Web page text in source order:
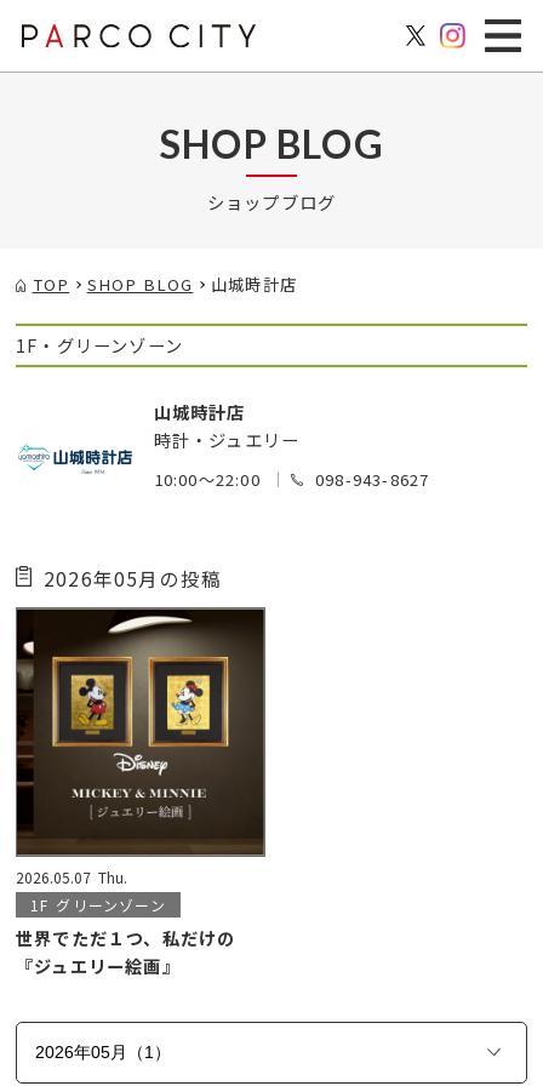
SHOP BLOG
ショップブログ
TOP SHOP BLOG 山城時計店
1F・グリーンゾーン
山城時計店
時計・ジュエリー
10:00～22:00 098-943-8627
2026年05月の投稿
2026.05.07 Thu.
1F グリーンゾーン
世界でただ１つ、私だけの
『ジュエリー絵画』